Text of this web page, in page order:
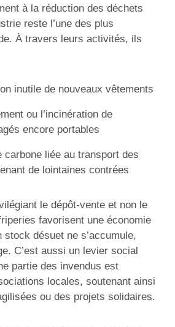
à la réduction des déchets
reste l’une des plus
À travers leurs activités, ils
inutile de nouveaux vêtements
ou l’incinération de
encore portables
carbone liée au transport des
de lointaines contrées
le dépôt-vente et non le
favorisent une économie
désuet ne s’accumule,
C’est aussi un levier social
partie des invendus est
locales, soutenant ainsi
ou des projets solidaires.